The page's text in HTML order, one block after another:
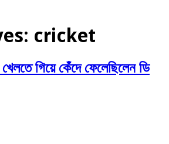
cricket
গিয়ে কেঁদে ফেলেছিলেন ডি